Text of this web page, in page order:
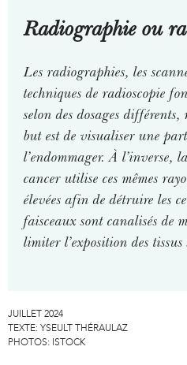
Radiographie ou
Les radiographies, les
techniques de radioscopie
selon des dosages
but est de visualiser une
l’endommager. À l’inverse,
cancer utilise ces mêmes
élevées afin de détruire les
faisceaux sont canalisés de
limiter l’exposition des tissus
JUILLET 2024
TEXTE: YSEULT THÉRAULAZ
PHOTOS: ISTOCK